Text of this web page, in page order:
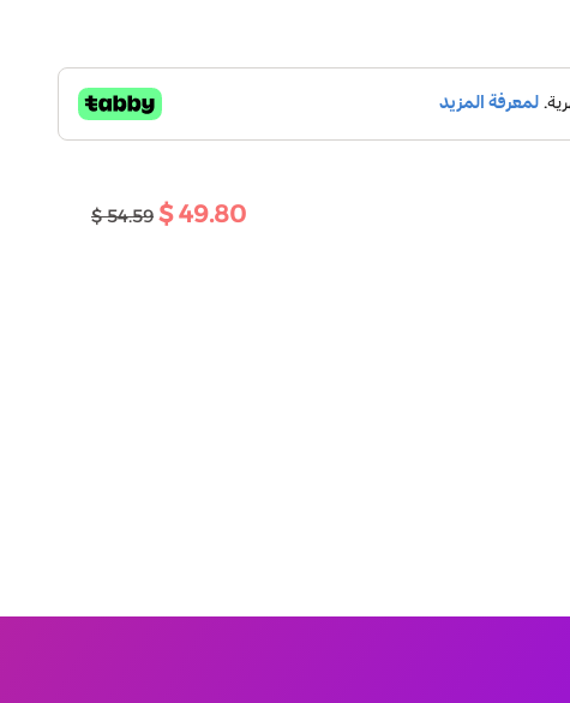
49.80 $
54.59 $